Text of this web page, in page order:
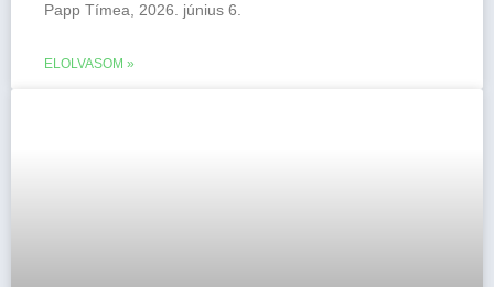
Papp Tímea, 2026. június 6.
ELOLVASOM »